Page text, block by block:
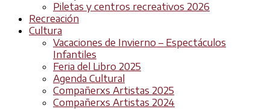
Piletas y centros recreativos 2026
Recreación
Cultura
Vacaciones de Invierno – Espectáculos
Infantiles
Feria del Libro 2025
Agenda Cultural
Compañerxs Artistas 2025
Compañerxs Artistas 2024